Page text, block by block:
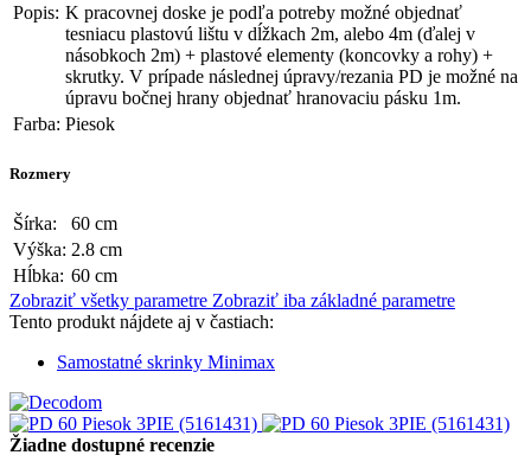
Popis: K pracovnej doske je podľa potreby možné objednať
tesniacu plastovú lištu v dĺžkach 2m, alebo 4m (ďalej v
násobkoch 2m) + plastové elementy (koncovky a rohy) +
skrutky. V prípade následnej úpravy/rezania PD je možné na
úpravu bočnej hrany objednať hranovaciu pásku 1m.
Farba: Piesok
Rozmery
Šírka:
60 cm
Výška: 2.8 cm
Hĺbka: 60 cm
Zobraziť všetky parametre Zobraziť iba základné parametre
Tento produkt nájdete aj v častiach:
Samostatné skrinky Minimax
Žiadne dostupné recenzie